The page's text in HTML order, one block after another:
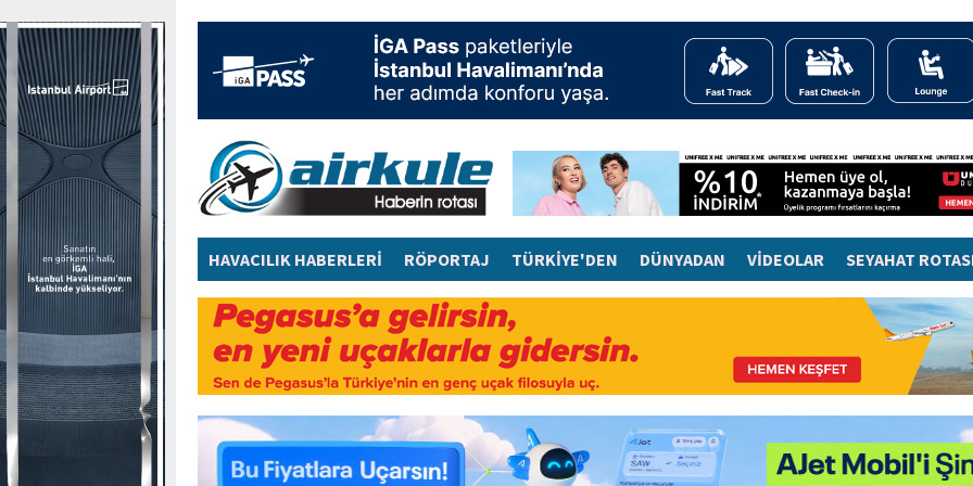
HAVACILIK HABERLERİ RÖPORTAJ TÜRKİYE'DEN DÜNYADAN VİDEOLAR SEYAHAT